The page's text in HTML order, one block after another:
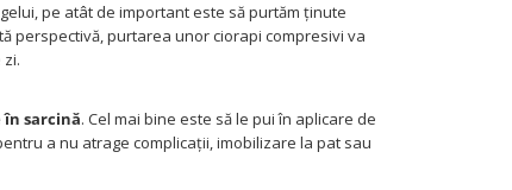
pe atât de important este să purtăm ținute
perspectivă, purtarea unor ciorapi compresivi va
sarcină. Cel mai bine este să le pui în aplicare de
a nu atrage complicații, imobilizare la pat sau